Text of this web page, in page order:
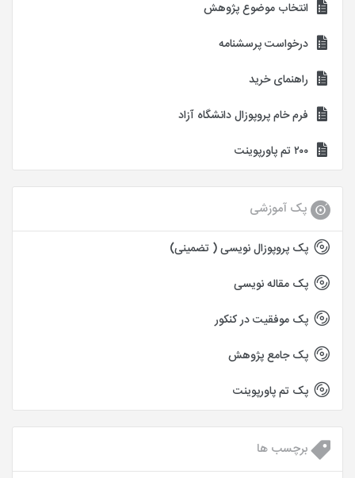
انتخاب موضوع پژوهش
درخواست پرسشنامه
راهنمای خرید
فرم خام پروپوزال دانشگاه آزاد
۲۰۰ تم پاورپوینت
پک آموزشی
پک پروپوزال نویسی ( تضمینی)
پک مقاله نویسی
پک موفقیت در کنکور
پک جامع پژوهش
پک تم پاورپوینت
برچسب ها